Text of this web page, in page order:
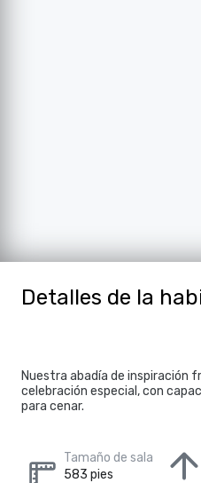
Detalles de la
Nuestra abadía de inspiración
celebración especial, con
para cenar.
Tamaño de sala
583 pies